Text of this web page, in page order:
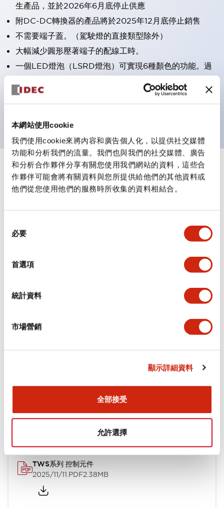
本網站使用cookie
我們使用cookie來將內容和廣告個人化，以提供社交媒體
功能和分析我們的流量。我們也與我們的社交媒體、廣告
和分析合作夥伴分享有關您使用我們網站的資料，這些合
作夥伴可能會將有關資料與您所提供給他們的其他資料或
他們從您使用他們的服務時所收集的資料相結合。
必要
首選項
統計資料
市場營銷
顯示詳細資料
全部接受
允許選擇
生產品，並於2026年6月底停止供應
附DC-DC轉換器的產品將於2025年12月底停止銷售
不需要端子蓋。（駕駛燈的直接類型除外）
大幅減少圓形壓著端子的配線工時。
一個LED燈泡（LSRD燈泡）可實現6種顏色的功能。過
去各顏色分開的LED燈泡，現在可用一種顏色的LED燈
泡表現各種顏色。
規格 顯示全部
審美規範
機械規格
安裝和安裝規範
文件和檔案
TWS系列 控制元件
2025/11/11.PDF2.38MB